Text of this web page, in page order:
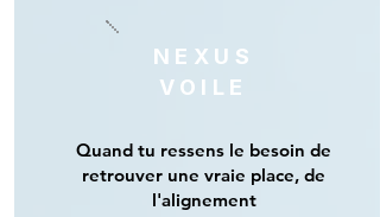
NEXUS
VOILE
Quand tu ressens le besoin de
retrouver une vraie place, de
l'alignement